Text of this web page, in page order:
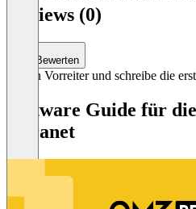
Reviews (0)
Bewerten
Sei ein Vorreiter und schreibe die
Software Guide für
Intranet